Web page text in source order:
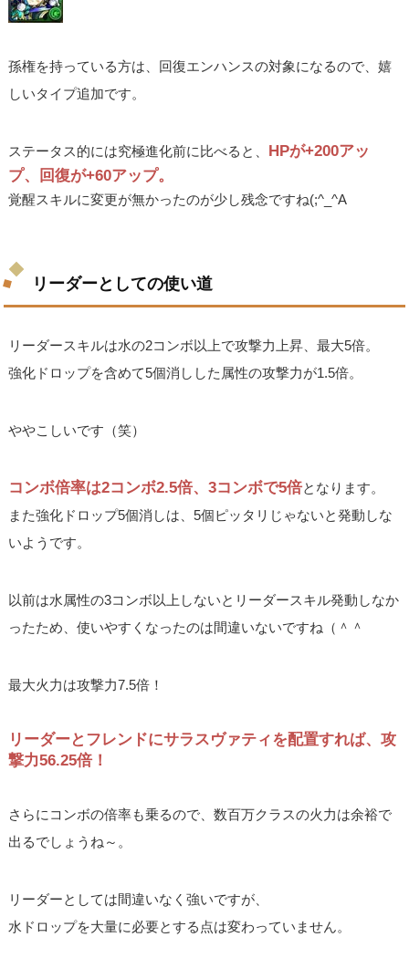
孫権を持っている方は、回復エンハンスの対象になるので、嬉
しいタイプ追加です。
ステータス的には究極進化前に比べると、
HPが+200アッ
プ、回復が+60アップ。
覚醒スキルに変更が無かったのが少し残念ですね(;^_^A
リーダーとしての使い道
リーダースキルは水の2コンボ以上で攻撃力上昇、最大5倍。
強化ドロップを含めて5個消しした属性の攻撃力が1.5倍。
ややこしいです（笑）
コンボ倍率は2コンボ2.5倍、3コンボで5倍となります。
また強化ドロップ5個消しは、5個ピッタリじゃないと発動しな
いようです。
以前は水属性の3コンボ以上しないとリーダースキル発動しなか
ったため、使いやすくなったのは間違いないですね（＾＾
最大火力は攻撃力7.5倍！
リーダーとフレンドにサラスヴァティを配置すれば、攻
撃力56.25倍！
さらにコンボの倍率も乗るので、数百万クラスの火力は余裕で
出るでしょうね～。
リーダーとしては間違いなく強いですが、
水ドロップを大量に必要とする点は変わっていません。